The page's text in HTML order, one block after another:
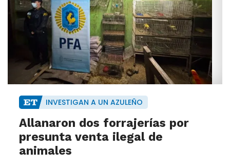
INVESTIGAN A UN AZULEÑO
Allanaron dos forrajerías por
presunta venta ilegal de
animales